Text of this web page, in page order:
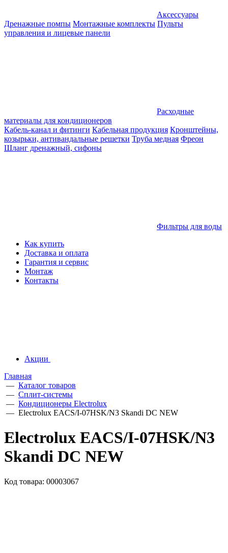
Аксессуары
Дренажные помпы Монтажные комплекты Пульты
управления и лицевые панели
Расходные
материалы для кондиционеров
Кабель-канал и фитинги Кабельная продукция Кронштейны,
козырьки, антивандальные решетки Труба медная Фреон
Шланг дренажный, сифоны
Фильтры для воды
Как купить
Доставка и оплата
Гарантия и сервис
Монтаж
Контакты
Акции
Главная
— Каталог товаров
— Сплит-системы
— Кондиционеры Electrolux
— Electrolux EACS/I-07HSK/N3 Skandi DC NEW
Electrolux EACS/I-07HSK/N3
Skandi DC NEW
Код товара: 00003067